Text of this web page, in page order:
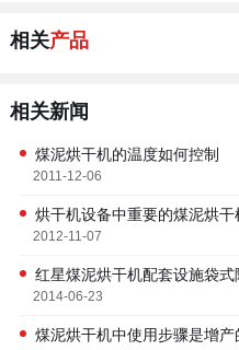
相关产品
相关新闻
煤泥烘干机的温度如何控制
2011-12-06
烘干机设备中重要的煤泥烘
2012-11-07
红星煤泥烘干机配套设施袋
2014-06-23
煤泥烘干机中使用步骤是增产